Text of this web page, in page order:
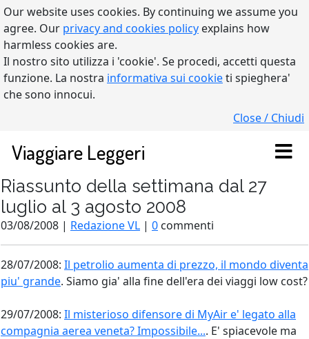
Our website uses cookies. By continuing we assume you
agree. Our privacy and cookies policy explains how
harmless cookies are.
Il nostro sito utilizza i 'cookie'. Se procedi, accetti questa
funzione. La nostra informativa sui cookieti spieghera'
che sono innocui.
Close / Chiudi
Viaggiare Leggeri
Riassunto della settimana dal 27
luglio al 3 agosto 2008
03/08/2008 | Redazione VL | 0 commenti
28/07/2008: Il petrolio aumenta di prezzo, il mondo diventa
piu' grande. Siamo gia' alla fine dell'era dei viaggi low cost?
29/07/2008: Il misterioso difensore di MyAir e' legato alla
compagnia aerea veneta? Impossibile.... E' spiacevole ma